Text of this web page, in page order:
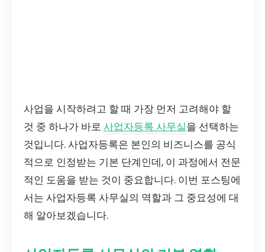
사업을 시작하려고 할 때 가장 먼저 고려해야 할
것 중 하나가 바로 사업자등록 사무실을 선택하는
것입니다. 사업자등록은 본인의 비즈니스를 공식
적으로 인정받는 기본 단계인데, 이 과정에서 전문
적인 도움을 받는 것이 중요합니다. 이번 포스팅에
서는 사업자등록 사무실의 역할과 그 중요성에 대
해 알아보겠습니다.